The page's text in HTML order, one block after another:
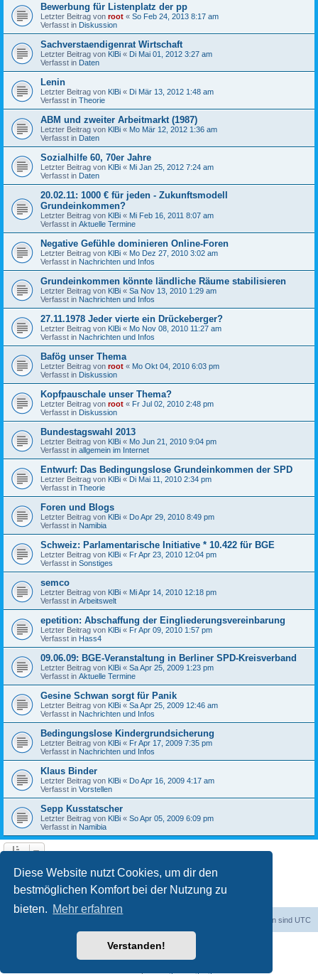
Diese Website nutzt Cookies, um dir den
bestmöglichen Komfort bei der Nutzung zu
bieten. Mehr erfahren
Verstanden!
Bewerbung für Listenplatz der pp
Letzter Beitrag von root « So Feb 24, 2013 8:17 am
Verfasst in Diskussion
Sachverstaendigenrat Wirtschaft
Letzter Beitrag von KlBi « Di Mai 01, 2012 3:27 am
Verfasst in Daten
Lenin
Letzter Beitrag von KlBi « Di Mär 13, 2012 1:48 am
Verfasst in Theorie
ABM und zweiter Arbeitmarkt (1987)
Letzter Beitrag von KlBi « Mo Mär 12, 2012 1:36 am
Verfasst in Daten
Sozialhilfe 60, 70er Jahre
Letzter Beitrag von KlBi « Mi Jan 25, 2012 7:24 am
Verfasst in Daten
20.02.11: 1000 € für jeden - Zukunftsmodell
Grundeinkommen?
Letzter Beitrag von KlBi « Mi Feb 16, 2011 8:07 am
Verfasst in Aktuelle Termine
Negative Gefühle dominieren Online-Foren
Letzter Beitrag von KlBi « Mo Dez 27, 2010 3:02 am
Verfasst in Nachrichten und Infos
Grundeinkommen könnte ländliche Räume stabilisieren
Letzter Beitrag von KlBi « Sa Nov 13, 2010 1:29 am
Verfasst in Nachrichten und Infos
27.11.1978 Jeder vierte ein Drückeberger?
Letzter Beitrag von KlBi « Mo Nov 08, 2010 11:27 am
Verfasst in Nachrichten und Infos
Bafög unser Thema
Letzter Beitrag von root « Mo Okt 04, 2010 6:03 pm
Verfasst in Diskussion
Kopfpauschale unser Thema?
Letzter Beitrag von root « Fr Jul 02, 2010 2:48 pm
Verfasst in Diskussion
Bundestagswahl 2013
Letzter Beitrag von KlBi « Mo Jun 21, 2010 9:04 pm
Verfasst in allgemein im Internet
Entwurf: Das Bedingungslose Grundeinkommen der SPD
Letzter Beitrag von KlBi « Di Mai 11, 2010 2:34 pm
Verfasst in Theorie
Foren und Blogs
Letzter Beitrag von KlBi « Do Apr 29, 2010 8:49 pm
Verfasst in Namibia
Schweiz: Parlamentarische Initiative * 10.422 für BGE
Letzter Beitrag von KlBi « Fr Apr 23, 2010 12:04 pm
Verfasst in Sonstiges
semco
Letzter Beitrag von KlBi « Mi Apr 14, 2010 12:18 pm
Verfasst in Arbeitswelt
epetition: Abschaffung der Eingliederungsvereinbarung
Letzter Beitrag von KlBi « Fr Apr 09, 2010 1:57 pm
Verfasst in Hass4
09.06.09: BGE-Veranstaltung in Berliner SPD-Kreisverband
Letzter Beitrag von KlBi « Sa Apr 25, 2009 1:23 pm
Verfasst in Aktuelle Termine
Gesine Schwan sorgt für Panik
Letzter Beitrag von KlBi « Sa Apr 25, 2009 12:46 am
Verfasst in Nachrichten und Infos
Bedingungslose Kindergrundsicherung
Letzter Beitrag von KlBi « Fr Apr 17, 2009 7:35 pm
Verfasst in Nachrichten und Infos
Klaus Binder
Letzter Beitrag von KlBi « Do Apr 16, 2009 4:17 am
Verfasst in Vorstellen
Sepp Kusstatscher
Letzter Beitrag von KlBi « So Apr 05, 2009 6:09 pm
Verfasst in Namibia
Die Suche ergab 103 Treffer 1 2 3
Alle Zeiten sind UTC
Powered byphpBB® Forum Software © phpBB Limited
phpBB.de